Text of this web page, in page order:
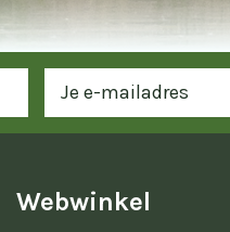
Webwinkel